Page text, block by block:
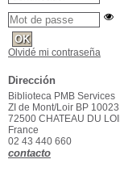
Olvidé mi contraseña
Dirección
Biblioteca PMB Services
ZI de Mont/Loir BP 10023
72500 CHATEAU DU
France
02 43 440 660
contacto